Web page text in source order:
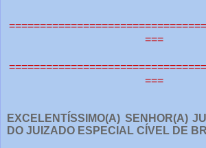
===
===
EXCELENTÍSSIMO(A) SENHOR(A)
DO JUIZADO ESPECIAL CÍVEL DE